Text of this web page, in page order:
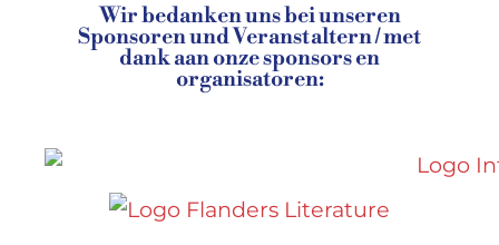
Wir bedanken uns bei unseren
Sponsoren und Veranstaltern / met
dank aan onze sponsors en
organisatoren: